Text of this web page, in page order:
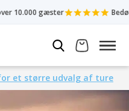
10.000 gæster Bedømt
et større udvalg af ture